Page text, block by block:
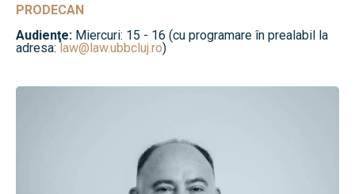
PRODECAN
Audienţe: Miercuri: 15 - 16 (cu programare în prealabil la
adresa: law@law.ubbcluj.ro)